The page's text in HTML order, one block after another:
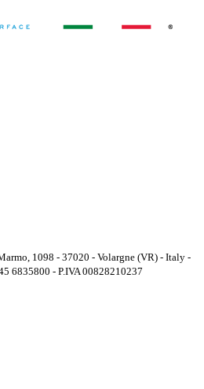
1098 - 37020 - Volargne (VR) - Italy -
6835800 - P.IVA 00828210237